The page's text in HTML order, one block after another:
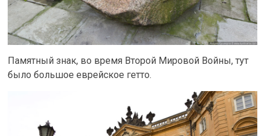
Памятный знак, во время Второй Мировой Войны, тут
было большое еврейское гетто.